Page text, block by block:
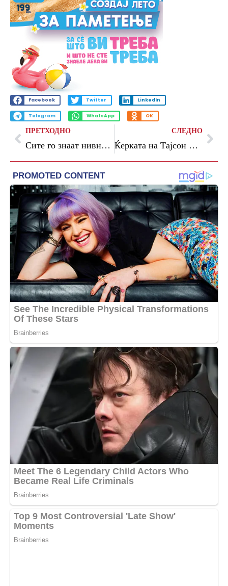
Facebook Twitter LinkedIn
Telegram WhatsApp OK
ПРЕТХОДНО
Сите го знаат нивниот хит „Barby girl“, а сега ја завршуваат својата кариера по 30 години
СЛЕДНО
Ќерката на Тајсон Фјури се омажи на 16 години, објави фотографии од луксузната мобилна куќа во која ќе живее